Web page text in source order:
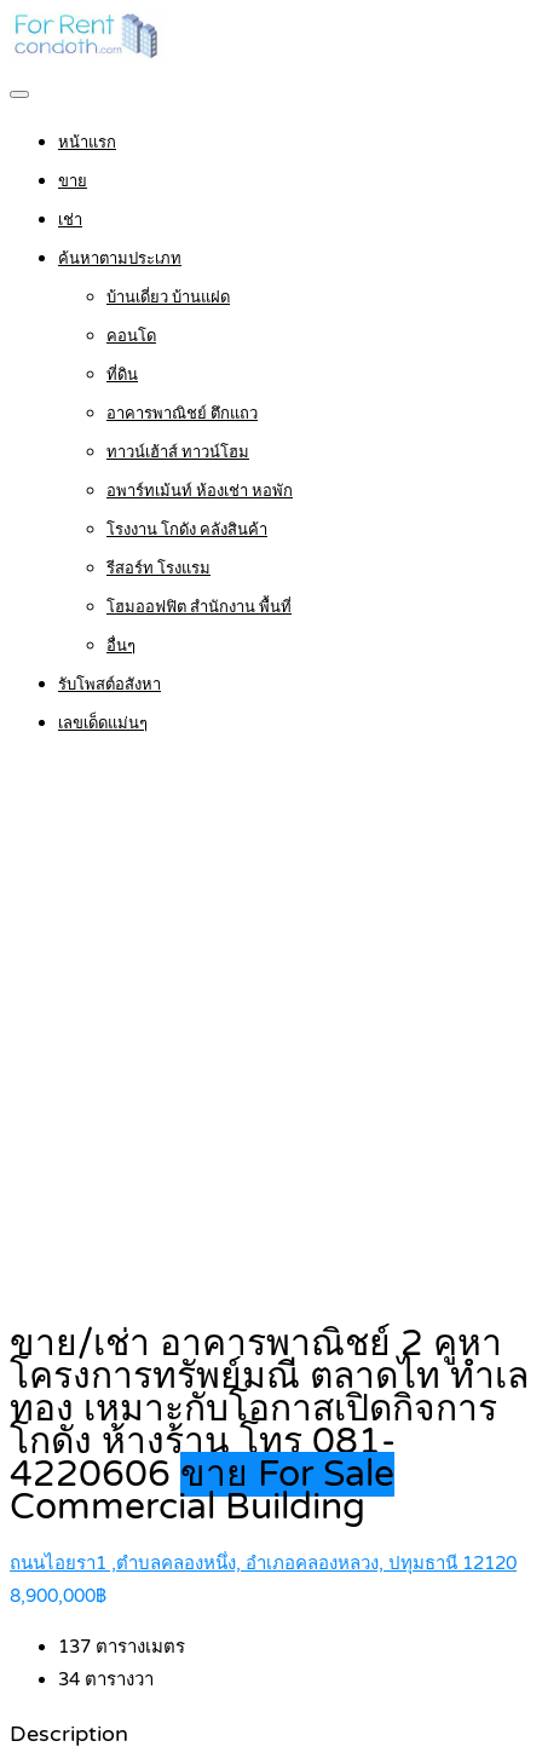
หน้าแรก
ขาย
เช่า
ค้นหาตามประเภท
บ้านเดี่ยว บ้านแฝด
คอนโด
ที่ดิน
อาคารพาณิชย์ ตึกแถว
ทาวน์เฮ้าส์ ทาวน์โฮม
อพาร์ทเม้นท์ ห้องเช่า หอพัก
โรงงาน โกดัง คลังสินค้า
รีสอร์ท โรงแรม
โฮมออฟฟิต สำนักงาน พื้นที่
อื่นๆ
รับโพสต์อสังหา
เลขเด็ดแม่นๆ
ขาย/เช่า อาคารพาณิชย์ 2 คูหา
โครงการทรัพย์มณี ตลาดไท ทำเล
ทอง เหมาะกับโอกาสเปิดกิจการ
โกดัง ห้างร้าน โทร 081-
4220606 ขาย For Sale
Commercial Building
ถนนไอยรา1 ,ตำบลคลองหนึ่ง, อำเภอคลองหลวง, ปทุมธานี 12120
8,900,000฿
137 ตารางเมตร
34 ตารางวา
Description